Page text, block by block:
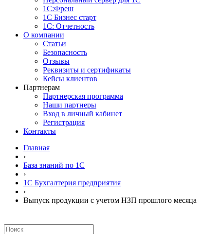
1С:Фреш
1С Бизнес старт
1С: Отчетность
О компании
Статьи
Безопасность
Отзывы
Реквизиты и сертификаты
Кейсы клиентов
Партнерам
Партнерская программа
Наши партнеры
Вход в личный кабинет
Регистрация
Контакты
Главная
›
База знаний по 1С
›
1С Бухгалтерия предприятия
›
Выпуск продукции с учетом НЗП прошлого месяца